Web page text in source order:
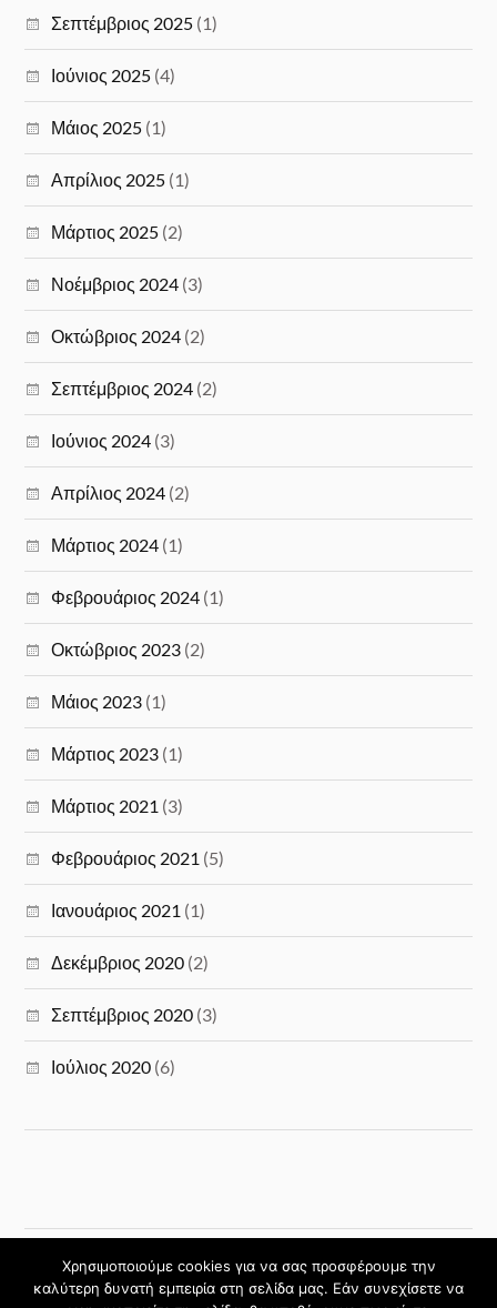
Σεπτέμβριος 2025 (1)
Ιούνιος 2025 (4)
Μάιος 2025 (1)
Απρίλιος 2025 (1)
Μάρτιος 2025 (2)
Νοέμβριος 2024 (3)
Οκτώβριος 2024 (2)
Σεπτέμβριος 2024 (2)
Ιούνιος 2024 (3)
Απρίλιος 2024 (2)
Μάρτιος 2024 (1)
Φεβρουάριος 2024 (1)
Οκτώβριος 2023 (2)
Μάιος 2023 (1)
Μάρτιος 2023 (1)
Μάρτιος 2021 (3)
Φεβρουάριος 2021 (5)
Ιανουάριος 2021 (1)
Δεκέμβριος 2020 (2)
Σεπτέμβριος 2020 (3)
Ιούλιος 2020 (6)
Χρησιμοποιούμε cookies για να σας προσφέρουμε την
καλύτερη δυνατή εμπειρία στη σελίδα μας. Εάν συνεχίσετε να